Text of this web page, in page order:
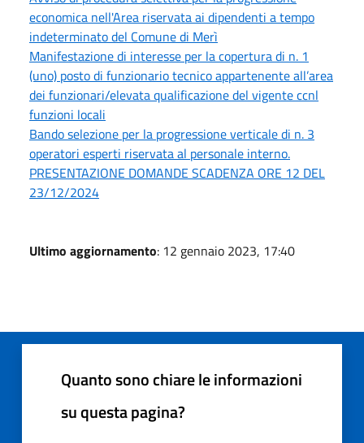
economica nell'Area riservata ai dipendenti a tempo
indeterminato del Comune di Merì
Manifestazione di interesse per la copertura di n. 1
(uno) posto di funzionario tecnico appartenente all’area
dei funzionari/elevata qualificazione del vigente ccnl
funzioni locali
Bando selezione per la progressione verticale di n. 3
operatori esperti riservata al personale interno.
PRESENTAZIONE DOMANDE SCADENZA ORE 12 DEL
23/12/2024
Ultimo aggiornamento: 12 gennaio 2023, 17:40
Quanto sono chiare le informazioni
su questa pagina?